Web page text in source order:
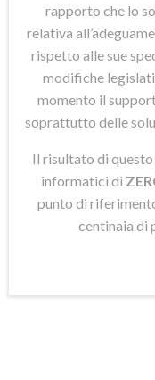
rapporto che lo
relativa
rispetto alle sue
modifiche
momento il
soprattutto delle
Il risultato di
informatici di
punto di
centinaia di